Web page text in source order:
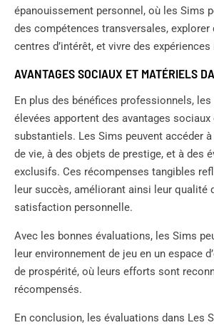
épanouissement personnel, où les Sims
des compétences transversales, explorer
centres d’intérêt, et vivre des
AVANTAGES SOCIAUX ET MATÉRIELS
En plus des bénéfices professionnels,
élevées apportent des avantages
substantiels. Les Sims peuvent accéder
de vie, à des objets de prestige, et à des
exclusifs. Ces récompenses tangibles
leur succès, améliorant ainsi leur qualité
satisfaction personnelle.
Avec les bonnes évaluations, les Sims
leur environnement de jeu en un espace
de prospérité, où leurs efforts sont
récompensés.
En conclusion, les évaluations dans Les